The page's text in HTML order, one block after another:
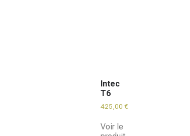
Intec
T6
425,00€
Voir le